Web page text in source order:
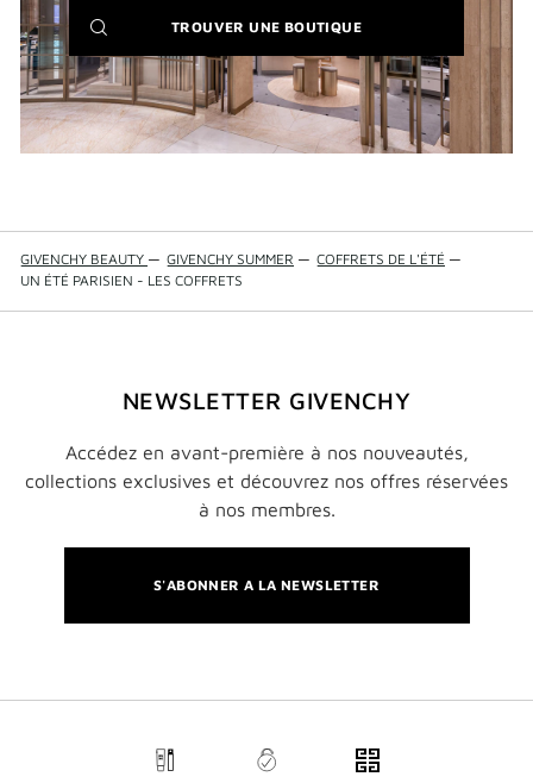
TROUVER UNE BOUTIQUE(NEW
WINDOW)
GIVENCHY BEAUTY — GIVENCHY SUMMER — COFFRETS DE L'ÉTÉ —
UN ÉTÉ PARISIEN - LES COFFRETS
NEWSLETTER GIVENCHY
Accédez en avant-première à nos nouveautés,
collections exclusives et découvrez nos offres réservées
à nos membres.
S'ABONNER A LA NEWSLETTER